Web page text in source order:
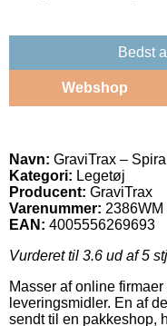
Bedst
Webshop
Navn: GraviTrax – Spiral
Kategori: Legetøj
Producent: GraviTrax
Varenummer: 2386WM
EAN: 4005556269693
Vurderet til 3.6 ud af 5
Masser af online
leveringsmidler. En af
sendt til en pakkeshop,